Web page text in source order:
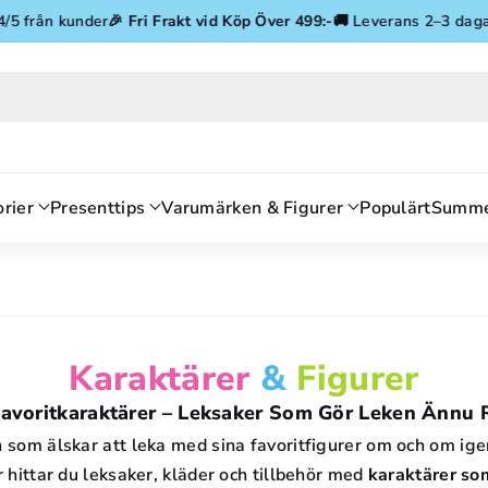
Gå vidare till innehåll
kunder🎉Fri Frakt vid Köp Över 499:-🚚 Leverans 2–3 dagar ⭐
Presenttips Varumärken & Figurer Populärt
P
R
O
Karaktärer & Figurer
– Leksaker Som Gör Leken Ännu
som älskar att leka med sina favoritfigurer om och om
hittar du leksaker, kläder och tillbehör med karaktärer